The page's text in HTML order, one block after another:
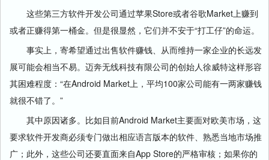
这些第三方软件开发公司通过苹果Store或者谷歌Market上赚到
或者正赚得第一桶金。但是很显然，它们并不安于“打工仔”的命运。
事实上，寄希望通过出售软件赚钱、从而维持一家企业的长远发
展可能会相当不易。迈奔无线科技有限公司的创始人徐威特这样形容
其困难程度：“在Android Market上，平均100家公司能有一两家赚钱
就很不错了。”
其中原因诸多。比如目前Android Market主要面对欧美市场，这
要求软件开发商必须专门做出相应语言版本的软件、熟悉当地市场推
广；此外，这些公司还要直面来自App Store的严格审核；如果你的